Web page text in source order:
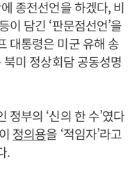
종전선언을 하겠다, 비
담긴 ‘판문점선언’을
대통령은 미군 유해 송
미 정상회담 공동성명
정부의 ‘신의 한 수’였다
정의용을 ‘적임자’라고
.